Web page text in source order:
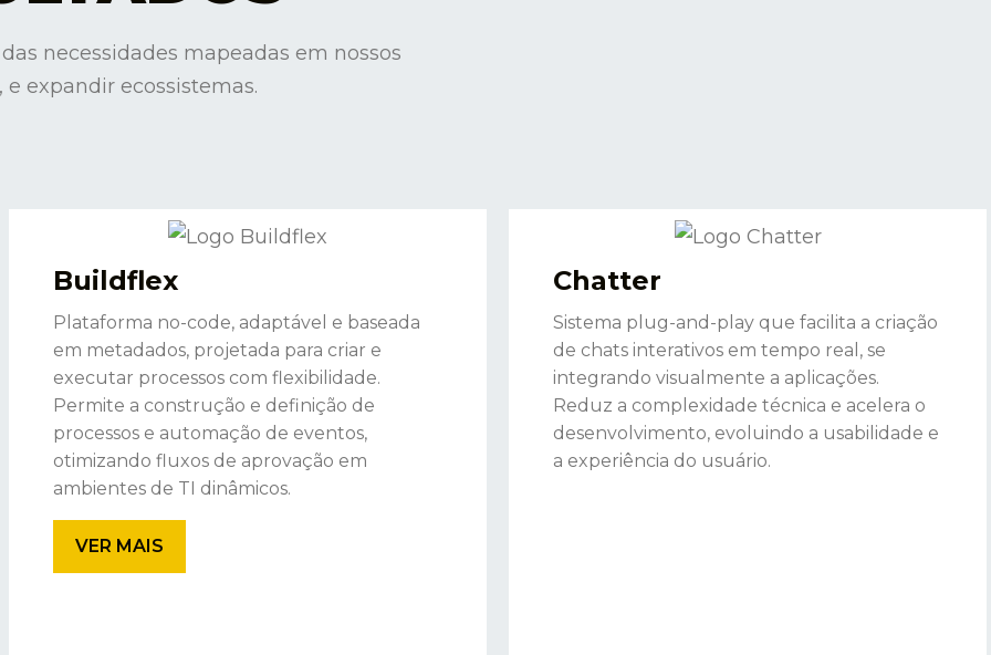
necessidades mapeadas em nossos
expandir ecossistemas.
Buildflex
Plataforma no-code, adaptável e baseada
em metadados, projetada para criar e
executar processos com flexibilidade.
Permite a construção e definição de
processos e automação de eventos,
otimizando fluxos de aprovação em
ambientes de TI dinâmicos.
VER MAIS
Chatter
Sistema plug-and-play que facilita a criação
de chats interativos em tempo real, se
integrando visualmente a aplicações.
Reduz a complexidade técnica e acelera o
desenvolvimento, evoluindo a usabilidade e
a experiência do usuário.